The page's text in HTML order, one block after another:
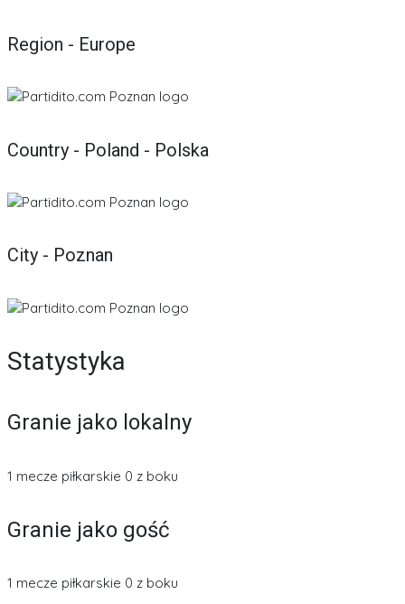
Region - Europe
Country - Poland - Polska
City - Poznan
Statystyka
Granie jako lokalny
1 mecze piłkarskie 0 z boku
Granie jako gość
1 mecze piłkarskie 0 z boku